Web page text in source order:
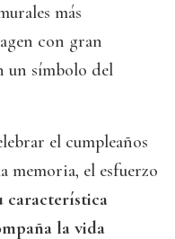
más
con gran
un símbolo del
el cumpleaños
memoria, el esfuerzo
característica
la vida